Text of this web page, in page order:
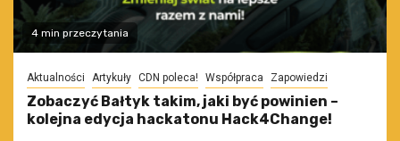
4 min przeczytania
Aktualności Artykuły CDN poleca! Współpraca Zapowiedzi
Zobaczyć Bałtyk takim, jaki być powinien –
kolejna edycja hackatonu Hack4Change!